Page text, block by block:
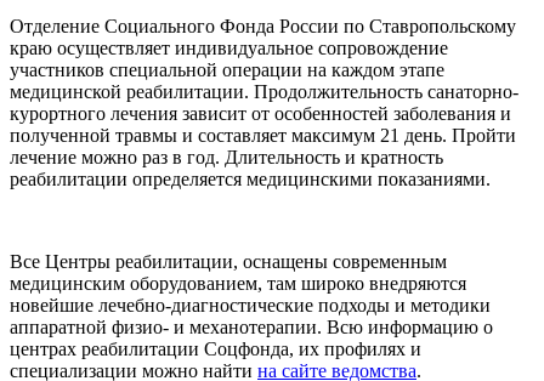
Отделение Социального Фонда России по Ставропольскому
краю осуществляет индивидуальное сопровождение
участников специальной операции на каждом этапе
медицинской реабилитации. Продолжительность санаторно-
курортного лечения зависит от особенностей заболевания и
полученной травмы и составляет максимум 21 день. Пройти
лечение можно раз в год. Длительность и кратность
реабилитации определяется медицинскими показаниями.
Все Центры реабилитации, оснащены современным
медицинским оборудованием, там широко внедряются
новейшие лечебно-диагностические подходы и методики
аппаратной физио- и механотерапии. Всю информацию о
центрах реабилитации Соцфонда, их профилях и
специализации можно найти на сайте ведомства.